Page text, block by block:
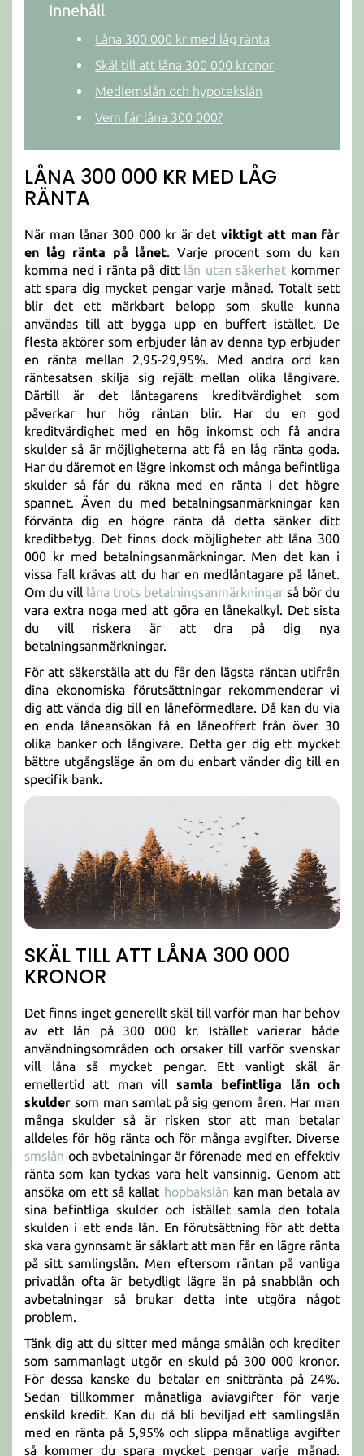
Innehåll
Låna 300 000 kr med låg ränta
Skäl till att låna 300 000 kronor
Medlemslån och hypotekslån
Vem får låna 300 000?
LÅNA 300 000 KR MED LÅG
RÄNTA
När man lånar 300 000 kr är det viktigt att man får
en låg ränta på lånet. Varje procent som du kan
komma ned i ränta på ditt lån utan säkerhet kommer
att spara dig mycket pengar varje månad. Totalt sett
blir det ett märkbart belopp som skulle kunna
användas till att bygga upp en buffert istället. De
flesta aktörer som erbjuder lån av denna typ erbjuder
en ränta mellan 2,95-29,95%. Med andra ord kan
räntesatsen skilja sig rejält mellan olika långivare.
Därtill är det låntagarens kreditvärdighet som
påverkar hur hög räntan blir. Har du en god
kreditvärdighet med en hög inkomst och få andra
skulder så är möjligheterna att få en låg ränta goda.
Har du däremot en lägre inkomst och många befintliga
skulder så får du räkna med en ränta i det högre
spannet. Även du med betalningsanmärkningar kan
förvänta dig en högre ränta då detta sänker ditt
kreditbetyg. Det finns dock möjligheter att låna 300
000 kr med betalningsanmärkningar. Men det kan i
vissa fall krävas att du har en medlåntagare på lånet.
Om du vill låna trots betalningsanmärkningar så bör du
vara extra noga med att göra en lånekalkyl. Det sista
du vill riskera är att dra på dig nya
betalningsanmärkningar.
För att säkerställa att du får den lägsta räntan utifrån
dina ekonomiska förutsättningar rekommenderar vi
dig att vända dig till en låneförmedlare. Då kan du via
en enda låneansökan få en låneoffert från över 30
olika banker och långivare. Detta ger dig ett mycket
bättre utgångsläge än om du enbart vänder dig till en
specifik bank.
SKÄL TILL ATT LÅNA 300 000
KRONOR
Det finns inget generellt skäl till varför man har behov
av ett lån på 300 000 kr. Istället varierar både
användningsområden och orsaker till varför svenskar
vill låna så mycket pengar. Ett vanligt skäl är
emellertid att man vill samla befintliga lån och
skulder som man samlat på sig genom åren. Har man
många skulder så är risken stor att man betalar
alldeles för hög ränta och för många avgifter. Diverse
smslån och avbetalningar är förenade med en effektiv
ränta som kan tyckas vara helt vansinnig. Genom att
ansöka om ett så kallat hopbakslån kan man betala av
sina befintliga skulder och istället samla den totala
skulden i ett enda lån. En förutsättning för att detta
ska vara gynnsamt är såklart att man får en lägre ränta
på sitt samlingslån. Men eftersom räntan på vanliga
privatlån ofta är betydligt lägre än på snabblån och
avbetalningar så brukar detta inte utgöra något
problem.
Tänk dig att du sitter med många smålån och krediter
som sammanlagt utgör en skuld på 300 000 kronor.
För dessa kanske du betalar en snittränta på 24%.
Sedan tillkommer månatliga aviavgifter för varje
enskild kredit. Kan du då bli beviljad ett samlingslån
med en ränta på 5,95% och slippa månatliga avgifter
så kommer du spara mycket pengar varje månad.